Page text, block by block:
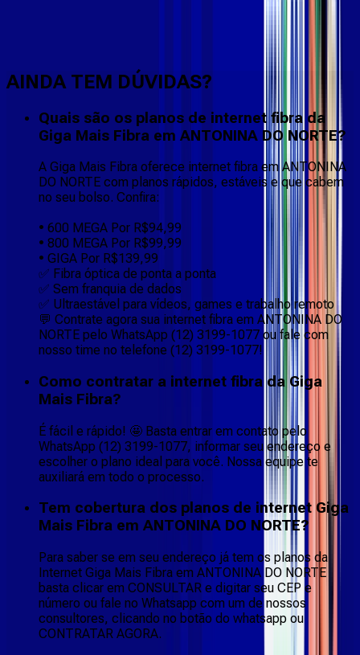
AINDA TEM DÚVIDAS?
Quais são os planos de internet fibra da
Giga Mais Fibra em ANTONINA DO NORTE?
A Giga Mais Fibra oferece internet fibra em ANTONINA
DO NORTE com planos rápidos, estáveis e que cabem
no seu bolso. Confira:
• 600 MEGA Por R$94,99
• 800 MEGA Por R$99,99
• GIGA Por R$139,99
✅ Fibra óptica de ponta a ponta
✅ Sem franquia de dados
✅ Ultraestável para vídeos, games e trabalho remoto
💬 Contrate agora sua internet fibra em ANTONINA DO
NORTE pelo WhatsApp (12) 3199-1077 ou fale com
nosso time no telefone (12) 3199-1077!
Como contratar a internet fibra da Giga
Mais Fibra?
É fácil e rápido! 🤩 Basta entrar em contato pelo
WhatsApp (12) 3199-1077, informar seu endereço e
escolher o plano ideal para você. Nossa equipe te
auxiliará em todo o processo.
Tem cobertura dos planos de internet Giga
Mais Fibra em ANTONINA DO NORTE?
Para saber se em seu endereço já tem os planos da
Internet Giga Mais Fibra em ANTONINA DO NORTE
basta clicar em CONSULTAR e digitar seu CEP e
número ou fale no Whatsapp com um de nossos
consultores, clicando no botão do whatsapp ou
CONTRATAR AGORA.